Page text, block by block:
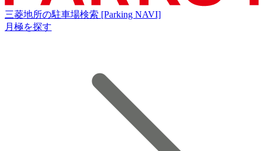
三菱地所の駐車場検索 [Parking NAVI]
月極を探す